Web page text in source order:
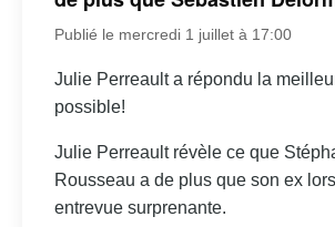
Publié le mercredi 1 juillet à 17:00
Julie Perreault a répondu la
possible!
Julie Perreault révèle ce que
Rousseau a de plus que son ex
entrevue surprenante.